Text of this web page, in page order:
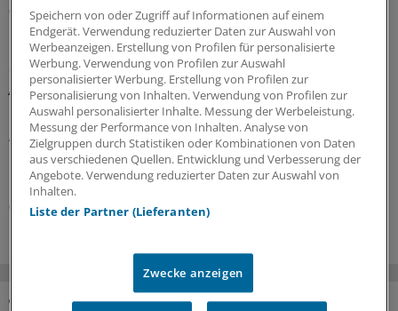
08.08.2026
Glosse
Ärztlicher Hitzehass
Es gibt viele Gründe, den Sommer toll zu finden – für
Ärzte kann die warme Jahreszeit aber anstrengend sein:
Manchmal liegt es an Patienten, manchmal an Kollegen...
Einblicke in nervige Jahresseiten.
07.08.2026
Speichern von oder Zugriff auf Informationen auf einem
Endgerät. Verwendung reduzierter Daten zur Auswahl von
Werbeanzeigen. Erstellung von Profilen für personalisierte
Werbung. Verwendung von Profilen zur Auswahl
personalisierter Werbung. Erstellung von Profilen zur
Personalisierung von Inhalten. Verwendung von Profilen zur
Auswahl personalisierter Inhalte. Messung der Werbeleistung.
Messung der Performance von Inhalten. Analyse von
Zielgruppen durch Statistiken oder Kombinationen von Daten
aus verschiedenen Quellen. Entwicklung und Verbesserung der
Angebote. Verwendung reduzierter Daten zur Auswahl von
Inhalten.
Liste der Partner (Lieferanten)
Zwecke anzeigen